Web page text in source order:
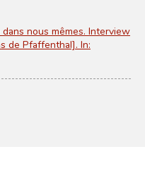
nous mêmes. Interview
de Pfaffenthal]. In: